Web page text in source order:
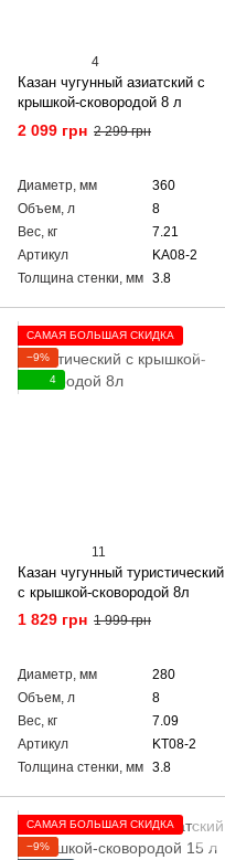
4
Казан чугунный азиатский с
крышкой-сковородой 8 л
2 099 грн 2 299 грн
Диаметр, мм
360
Объем, л
8
Вес, кг
7.21
Артикул
KA08-2
Толщина стенки, мм 3.8
САМАЯ БОЛЬШАЯ СКИДКА
−9%
4
11
Казан чугунный туристический
с крышкой-сковородой 8л
1 829 грн 1 999 грн
Диаметр, мм
280
Объем, л
8
Вес, кг
7.09
Артикул
KT08-2
Толщина стенки, мм 3.8
САМАЯ БОЛЬШАЯ СКИДКА
−9%